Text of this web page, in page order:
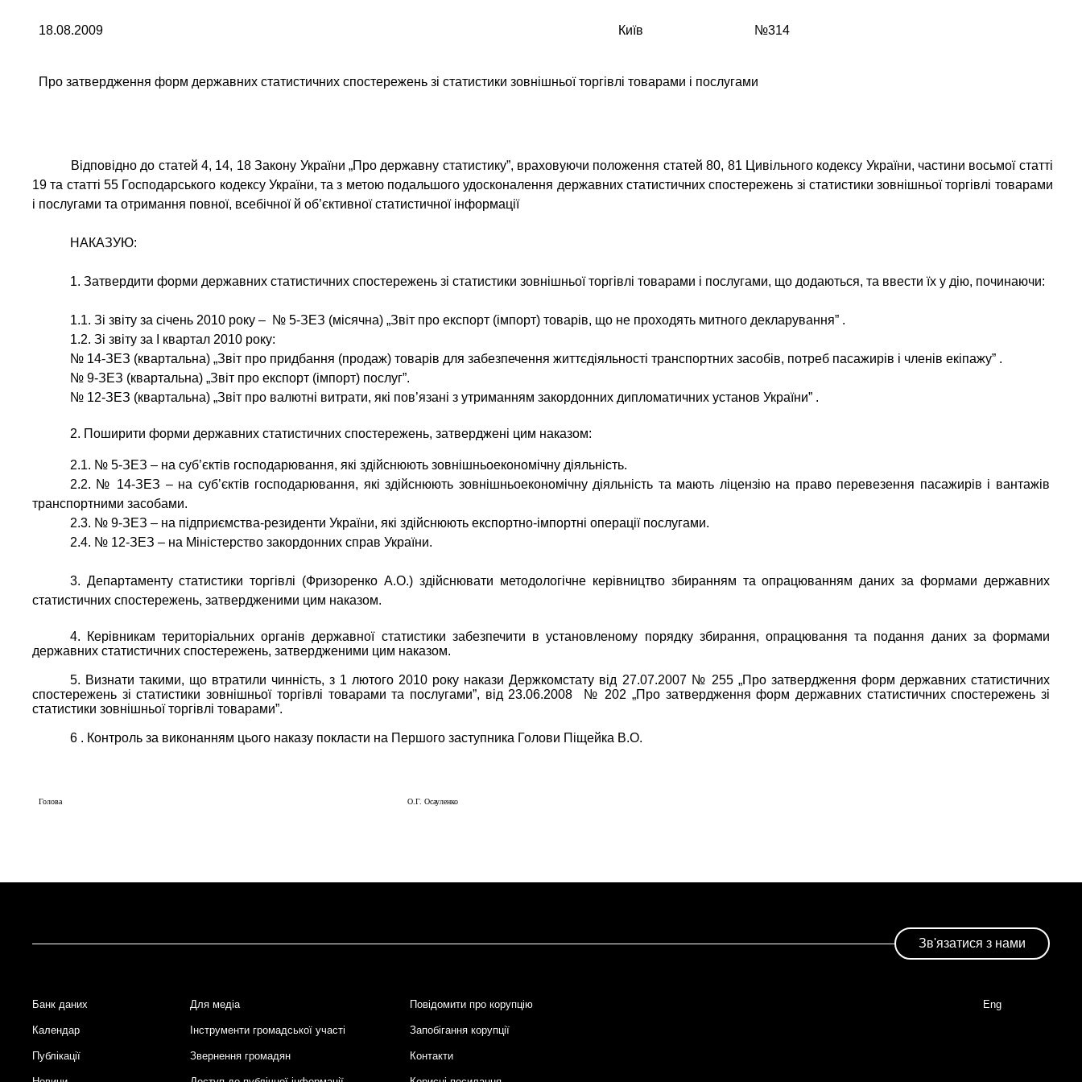
18.08.2009 Київ №314
Про затвердження форм державних статистичних спостережень зі статистики зовнішньої торгівлі товарами і послугами
Відповідно до статей 4, 14, 18 Закону України „Про державну статистику”, враховуючи положення статей 80, 81 Цивільного кодексу України, частини восьмої статті
19 та статті 55 Господарського кодексу України, та з метою подальшого удосконалення державних статистичних спостережень зі статистики зовнішньої торгівлі товарами
і послугами та отримання повної, всебічної й об’єктивної статистичної інформації
НАКАЗУЮ:
1. Затвердити форми державних статистичних спостережень зі статистики зовнішньої торгівлі товарами і послугами, що додаються, та ввести їх у дію, починаючи:
1.1. Зі звіту за січень 2010 року – № 5-ЗЕЗ (місячна) „Звіт про експорт (імпорт) товарів, що не проходять митного декларування” .
1.2. Зі звіту за І квартал 2010 року:
№ 14-ЗЕЗ (квартальна) „Звіт про придбання (продаж) товарів для забезпечення життєдіяльності транспортних засобів, потреб пасажирів і членів екіпажу” .
№ 9-ЗЕЗ (квартальна) „Звіт про експорт (імпорт) послуг”.
№ 12-ЗЕЗ (квартальна) „Звіт про валютні витрати, які пов’язані з утриманням закордонних дипломатичних установ України” .
2. Поширити форми державних статистичних спостережень, затверджені цим наказом:
2.1. № 5-ЗЕЗ – на суб’єктів господарювання, які здійснюють зовнішньоекономічну діяльність.
2.2. № 14-ЗЕЗ – на суб’єктів господарювання, які здійснюють зовнішньоекономічну діяльність та мають ліцензію на право перевезення пасажирів і вантажів
транспортними засобами.
2.3. № 9-ЗЕЗ – на підприємства-резиденти України, які здійснюють експортно-імпортні операції послугами.
2.4. № 12-ЗЕЗ – на Міністерство закордонних справ України.
3. Департаменту статистики торгівлі (Фризоренко А.О.) здійснювати методологічне керівництво збиранням та опрацюванням даних за формами державних
статистичних спостережень, затвердженими цим наказом.
4. Керівникам територіальних органів державної статистики забезпечити в установленому порядку збирання, опрацювання та подання даних за формами
державних статистичних спостережень, затвердженими цим наказом.
5. Визнати такими, що втратили чинність, з 1 лютого 2010 року накази Держкомстату від 27.07.2007 № 255 „Про затвердження форм державних статистичних
спостережень зі статистики зовнішньої торгівлі товарами та послугами”, від 23.06.2008 № 202 „Про затвердження форм державних статистичних спостережень зі
статистики зовнішньої торгівлі товарами”.
6 . Контроль за виконанням цього наказу покласти на Першого заступника Голови Піщейка В.О.
Голова О.Г. Осауленко
Зв'язатися з нами
Footer
Банк даних Для медіа Повідомити про корупцію
Календар Інструменти громадської участі Запобігання корупції
Публікації Звернення громадян Контакти
Eng